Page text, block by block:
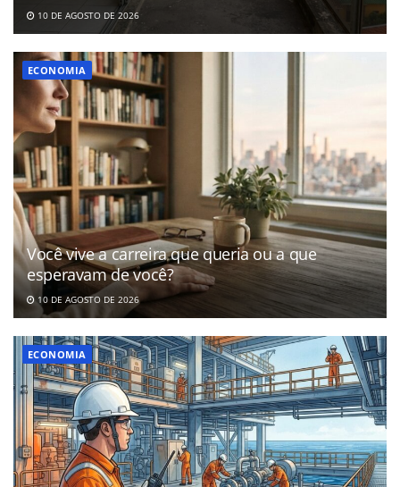
10 DE AGOSTO DE 2026
ECONOMIA
Você vive a carreira que queria ou a que
esperavam de você?
10 DE AGOSTO DE 2026
ECONOMIA